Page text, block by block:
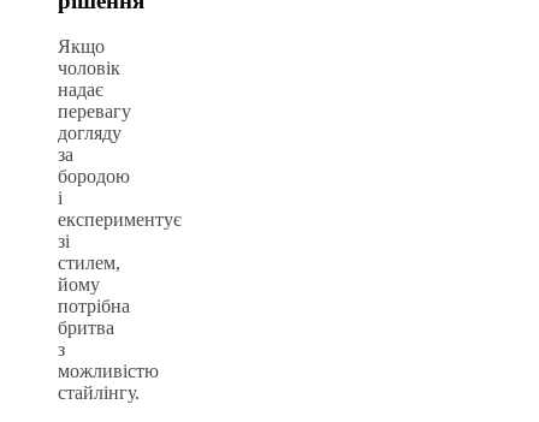
Якщо
чоловік
надає
перевагу
догляду
за
бородою
і
експериментує
зі
стилем,
йому
потрібна
бритва
з
можливістю
стайлінгу.